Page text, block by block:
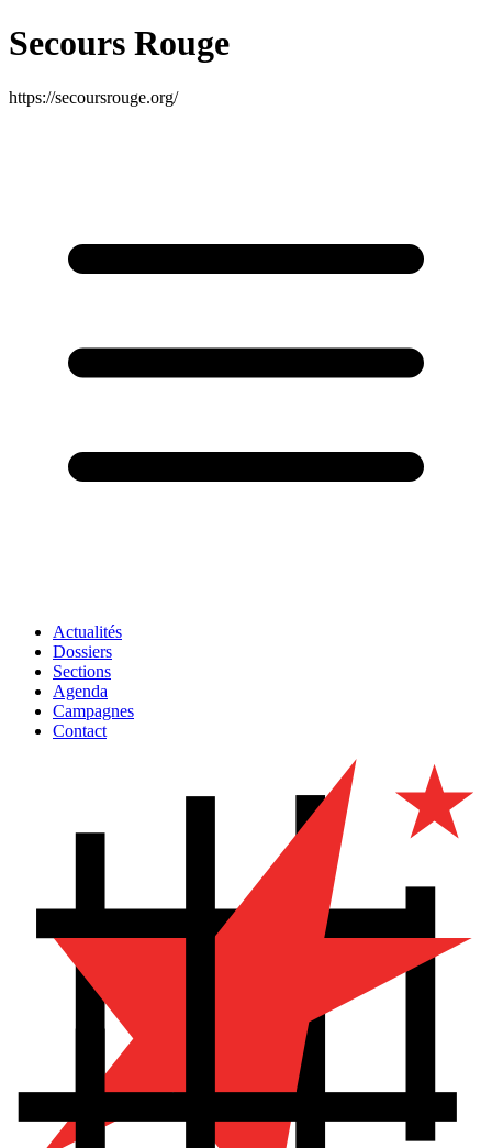
Secours Rouge
https://secoursrouge.org/
Actualités
Dossiers
Sections
Agenda
Campagnes
Contact